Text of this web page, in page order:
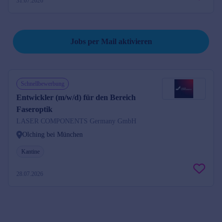
Jobs per Mail aktivieren
Schnellbewerbung
Entwickler (m/w/d) für den Bereich
Faseroptik
LASER COMPONENTS Germany GmbH
Olching bei München
Kantine
28.07.2026